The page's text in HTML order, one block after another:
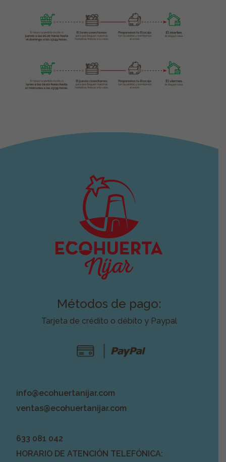
Métodos de pago:
Tarjeta de crédito o débito y Paypal
info@ecohuertanijar.com
ventas@ecohuertanijar.com
633 081 042
HORARIO DE ATENCIÓN TELEFÓNICA: